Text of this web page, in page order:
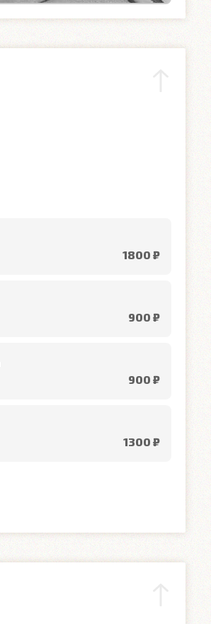
1800 ₽
900 ₽
900 ₽
1300 ₽